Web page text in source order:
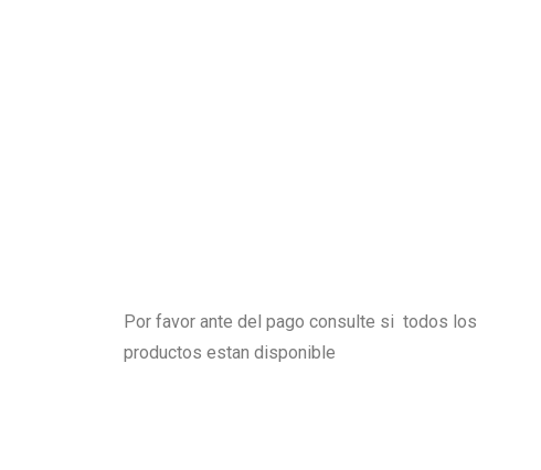
Por favor ante del pago consulte si todos los
productos estan disponible